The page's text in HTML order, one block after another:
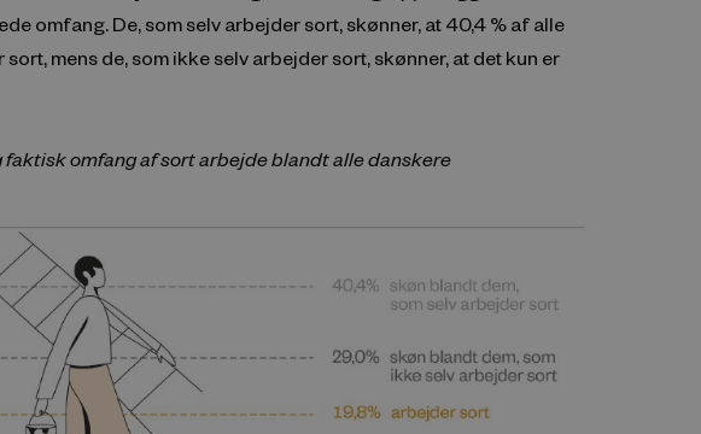
omfang. De, som selv arbejder sort, skønner, at 40,4 % af alle
mens de, som ikke selv arbejder sort, skønner, at det kun er
faktisk omfang af sort arbejde blandt alle danskere